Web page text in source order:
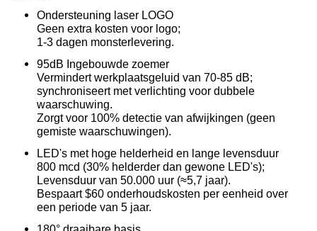
Ondersteuning laser LOGO
Geen extra kosten voor logo;
1-3 dagen monsterlevering.
95dB Ingebouwde zoemer
Vermindert werkplaatsgeluid van 70-85 dB;
synchroniseert met verlichting voor dubbele
waarschuwing.
Zorgt voor 100% detectie van afwijkingen (geen
gemiste waarschuwingen).
LED's met hoge helderheid en lange levensduur
800 mcd (30% helderder dan gewone LED's);
Levensduur van 50.000 uur (≈5,7 jaar).
Bespaart $60 onderhoudskosten per eenheid over
een periode van 5 jaar.